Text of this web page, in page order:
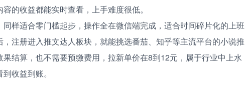
的收益都能实时查看，上手难度很低。
样适合零门槛起步，操作全在微信端完成，适合时间碎片化的上班
注册进入推文达人板块，就能挑选番茄、知乎等主流平台的小说推
结算，也不需要预缴费用，拉新单价在8到12元，属于行业中上水
收益到账。